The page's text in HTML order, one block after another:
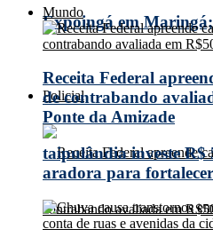
Expoingá em
Policial
Mundo
Receita Federal
de contrabando
Ponte da Amizade
taipulândia investe R$
aradora para